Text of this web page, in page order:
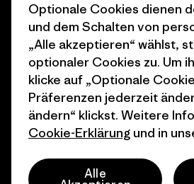
Anmelden
© 2026 Patagonia, Inc. All Rights
Optionale Cookies dienen
und dem Schalten von
„Alle akzeptieren“ wählst,
optionaler Cookies zu. Um
klicke auf „Optionale
Präferenzen jederzeit
ändern“ klickst. Weitere
Cookie-Erklärung und in
Alle